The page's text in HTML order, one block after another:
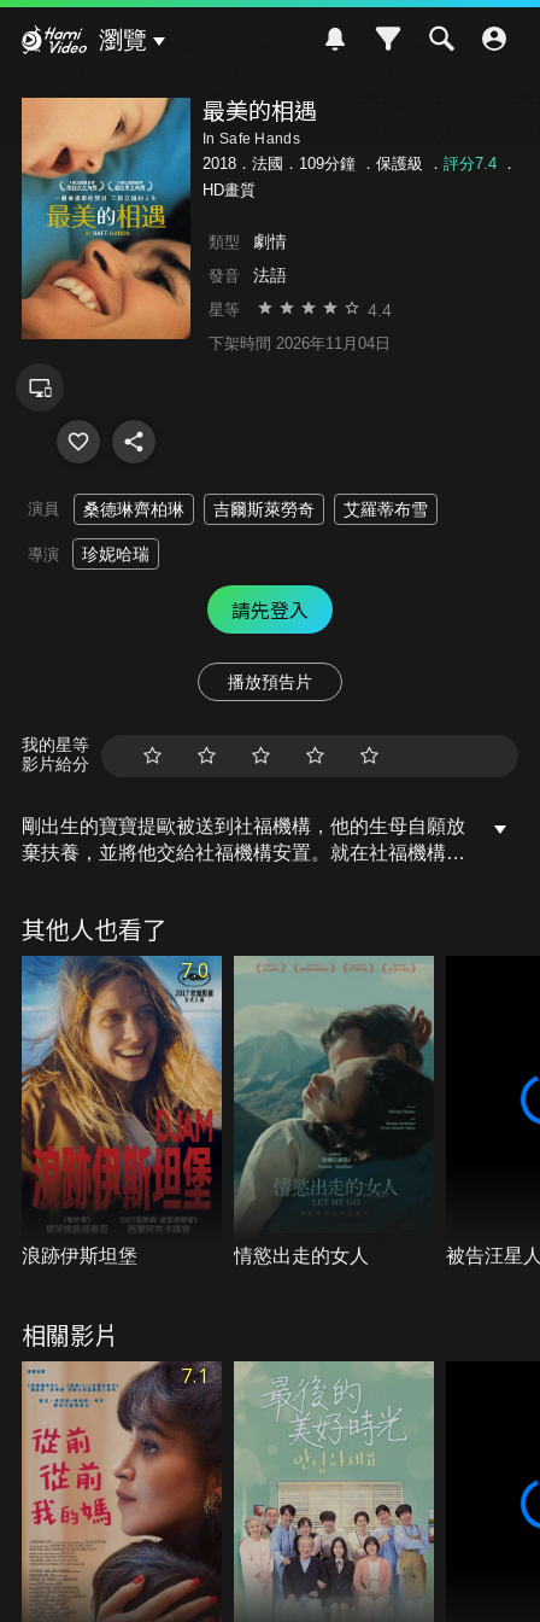
瀏覽
最美的相遇
In Safe Hands
2018．法國．109分鐘 ． 保護級 ． 評分7.4．
HD畫質
類型 劇情
發音 法語
星等 4.4
下架時間 2026年11月04日
演員 桑德琳齊柏琳 吉爾斯萊勞奇 艾羅蒂布雪
導演 珍妮哈瑞
請先登入
播放預告片
我的星等
影片給分
剛出生的寶寶提歐被送到社福機構，他的生母自願放
棄扶養，並將他交給社福機構安置。就在社福機構盡
機會，就在完善的社福體系以及社工們的努力之下，
提歐與艾莉絲的人生終於交會，也連帶影響了每個參
與者的生活。
其他人也看了
7.0
浪跡伊斯坦堡 情慾出走的女人 被告汪星
相關影片
7.1